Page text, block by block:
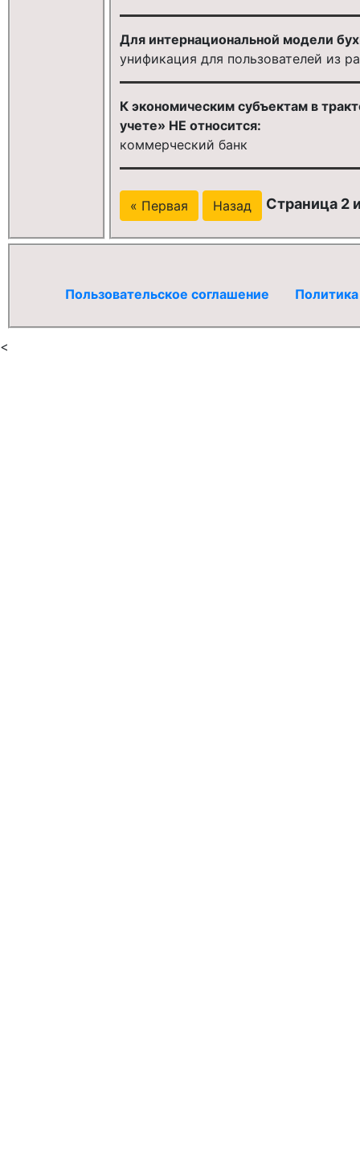
Для интернациональной модели
унификация для пользователей из
К экономическим субъектам в
учете» НЕ относится:
коммерческий банк
« Первая Назад Страница 2
Пользовательское соглашение
<